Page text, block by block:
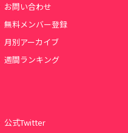
お問い合わせ
無料メンバー登録
月別アーカイブ
週間ランキング
公式Twitter